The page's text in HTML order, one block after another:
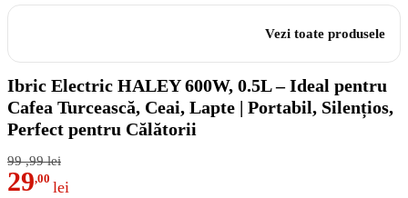
Vezi toate produsele
Ibric Electric HALEY 600W, 0.5L – Ideal pentru
Cafea Turcească, Ceai, Lapte | Portabil, Silențios,
Perfect pentru Călătorii
99 ,99 lei
29,00 lei